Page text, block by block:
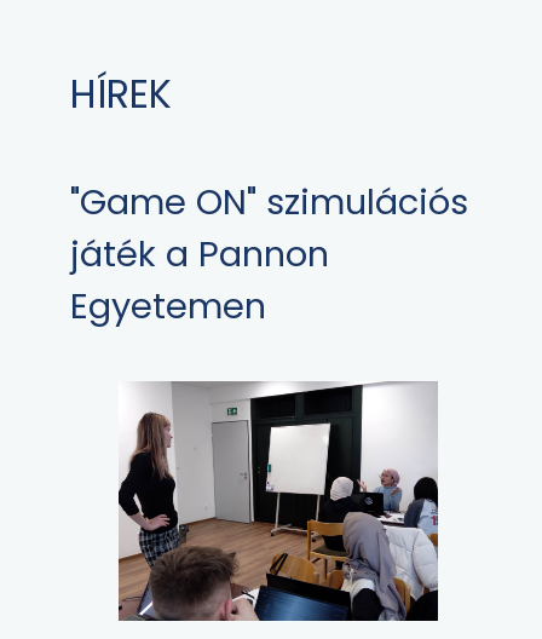
HÍREK
"Game ON" szimulációs
játék a Pannon
Egyetemen